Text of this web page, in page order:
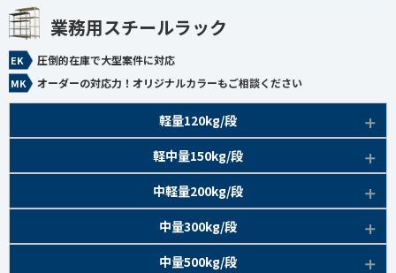
業務用スチールラック
圧倒的在庫で大型案件に対応
オーダーの対応力！オリジナルカラーもご相談ください
軽量120kg/段
アイボリー、グレー
EK120kg/段アングルボルト 特長
EK120kg/段アングルセミボルト 特長
軽中量150kg/段
軽中量150kg/段 商品一覧
中軽量200kg/段
中量300kg/段
アイボリー・グリーン中量500kg/段